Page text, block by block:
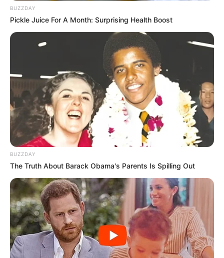
BUZZDAY
Pickle Juice For A Month: Surprising Health Boost
BUZZDAY
The Truth About Barack Obama's Parents Is Spilling Out